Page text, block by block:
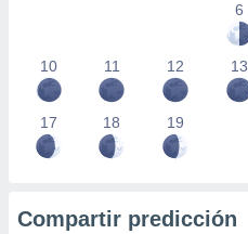
6
10 11 12 13
17 18 19
Compartir predicción